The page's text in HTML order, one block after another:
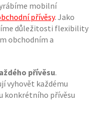
mobilní
přívěsy. Jako
důležitosti flexibility
obchodním a
přívěsu.
vyhovět každému
konkrétního přívěsu